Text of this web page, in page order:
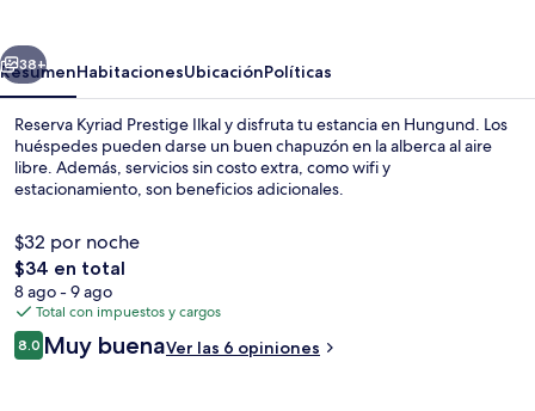
Siguiente
38+
ResumenHabitacionesUbicaciónPolíticas
Reserva Kyriad Prestige Ilkal y disfruta tu estancia en Hungund. Los
huéspedes pueden darse un buen chapuzón en la alberca al aire
libre. Además, servicios sin costo extra, como wifi y
estacionamiento, son beneficios adicionales.
$32 por noche
El
precio
total
es
de
$34 en total
8 ago - 9 ago
Total con impuestos y cargos
Opiniones
8.08.0 de 10,
Muy buenaVer las 6 opiniones